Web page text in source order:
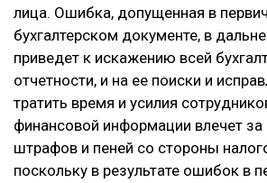
лица. Ошибка, допущенная в
бухгалтерском документе, в
приведет к искажению всей
отчетности, и на ее поиски и
тратить время и усилия
финансовой информации влечет
штрафов и пеней со стороны
поскольку в результате ошибок в